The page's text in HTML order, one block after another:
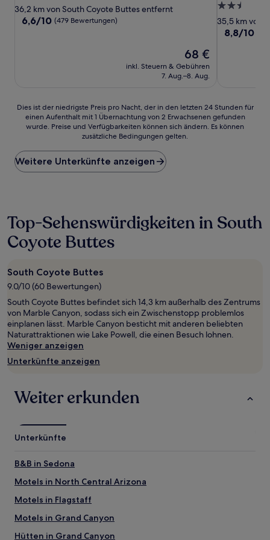
Sterne-
Unterkunft
36,2 km von South Coyote Buttes entfernt
6.6
6,6/10 (479 Bewertungen)
Der
Preis
beträgt
68 €
inkl. Steuern & Gebühren
7. Aug.–8. Aug.
2.5-
Sterne-
Unterkunft
35,5 km von
8.8
8,8/10
Dies
der
Preis
pro
Nacht,
letzten
24 Stunden
für
einen
mit
1 Übernachtung
von
2 Erwachsenen
gefunden
wurde.
Preise
und
Verfügbarkeiten
können
ändern.
Es
zusätzliche
Bedingungen
gelten.
Dies ist der niedrigste Preis pro Nacht, der in den letzten 24 Stunden für
einen Aufenthalt mit 1 Übernachtung von 2 Erwachsenen gefunden
wurde. Preise und Verfügbarkeiten können sich ändern. Es können
zusätzliche Bedingungen gelten.
Weitere Unterkünfte anzeigen
Top-Sehenswürdigkeiten in South
Coyote Buttes
South Coyote Buttes
9.0/10 (60 Bewertungen)
South Coyote Buttes befindet sich 14,3 km außerhalb des Zentrums
von Marble Canyon, sodass sich ein Zwischenstopp problemlos
einplanen lässt. Marble Canyon besticht mit anderen beliebten
Naturattraktionen wie Lake Powell, die einen Besuch lohnen.
Weniger anzeigen
Unterkünfte anzeigen
Weiter erkunden
Unterkünfte
B&B in Sedona
Motels in North Central Arizona
Motels in Flagstaff
Motels in Grand Canyon
Hütten in Grand Canyon